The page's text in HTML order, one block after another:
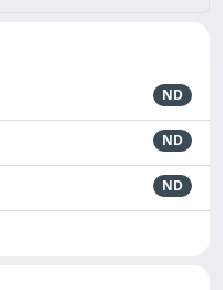
ND
ND
ND